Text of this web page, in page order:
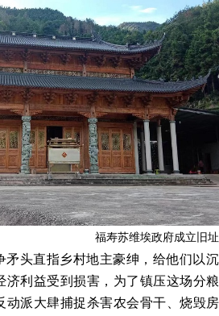
福寿苏维埃政府成立旧址
矛头直指乡村地主豪绅，给他们以沉
济利益受到损害，为了镇压这场分粮
动派大肆捕捉杀害农会骨干、烧毁房